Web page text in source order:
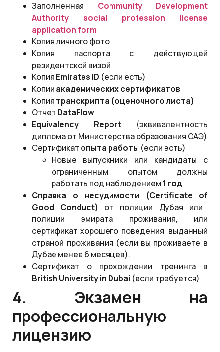
Заполненная Community Development
Authority social profession license
application form
Копия личного фото
Копия паспорта с действующей
резидентской визой
Копия Emirates ID (если есть)
Копии академических сертификатов
Копия транскрипта (оценочного листа)
Отчет DataFlow
Equivalency Report(эквивалентность
диплома от Министерства образования ОАЭ)
Сертификат опыта работы (если есть)
Новые выпускники или кандидаты с
ограниченным опытом должны
работать под наблюдением 1 год
Справка о несудимости (Certificate of
Good Conduct) от полиции Дубая или
полиции эмирата проживания, или
сертификат хорошего поведения, выданный
страной проживания (если вы проживаете в
Дубае менее 6 месяцев).
Сертификат о прохождении тренинга в
British Universityin Dubai (если требуется)
4. Экзамен на
профессиональную
лицензию